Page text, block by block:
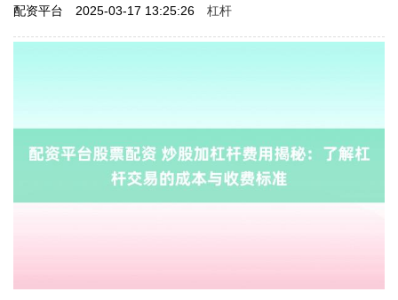
配资平台 2025-03-17 13:25:26 杠杆